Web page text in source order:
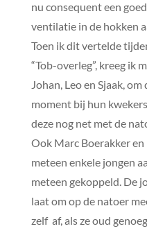
nu consequent een
ventilatie in de hokken
Toen ik dit vertelde
“Tob-overleg”, kreeg ik
Johan, Leo en Sjaak,
moment bij hun
deze nog net met de
Ook Marc Boerakker
meteen enkele jongen
meteen gekoppeld. De
laat om op de natoer
zelf af, als ze oud genoeg